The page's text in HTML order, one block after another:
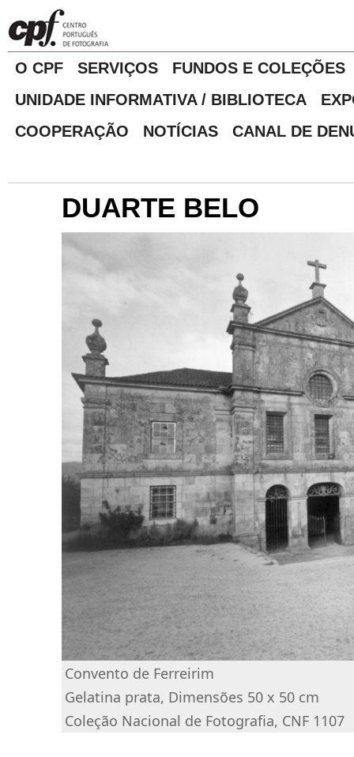
O CPF SERVIÇOS
FUNDOS E COLEÇÕES
UNIDADE INFORMATIVA / BIBLIOTECA
COOPERAÇÃO
NOTÍCIAS CANAL DE
DUARTE BELO
Convento de Ferreirim
Gelatina prata, Dimensões 50 x 50 cm
Coleção Nacional de Fotografia, CNF 1107